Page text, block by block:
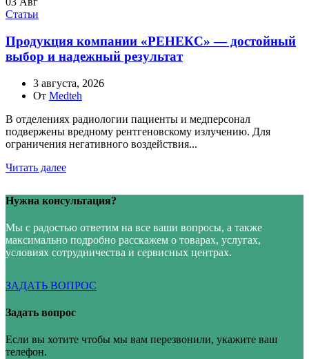
Статьи
Продукция компании «РЕНЕКС» — достойный
выбор и надежный результат
3 августа, 2026
От Medteh
В отделениях радиологии пациенты и медперсонал
подвержены вредному рентгеновскому излучению. Для
ограничения негативного воздействия...
Читать далее
Нужна консультация?
Мы с радостью ответим на все ваши вопросы, а также
максимально подробно расскажем о товарах, услугах,
условиях сотрудничества и сервисных центрах.
ЗАДАТЬ ВОПРОС
Задать вопрос
Если вы хотите чтобы мы вам перезвонили, укажите ваш
телефон.